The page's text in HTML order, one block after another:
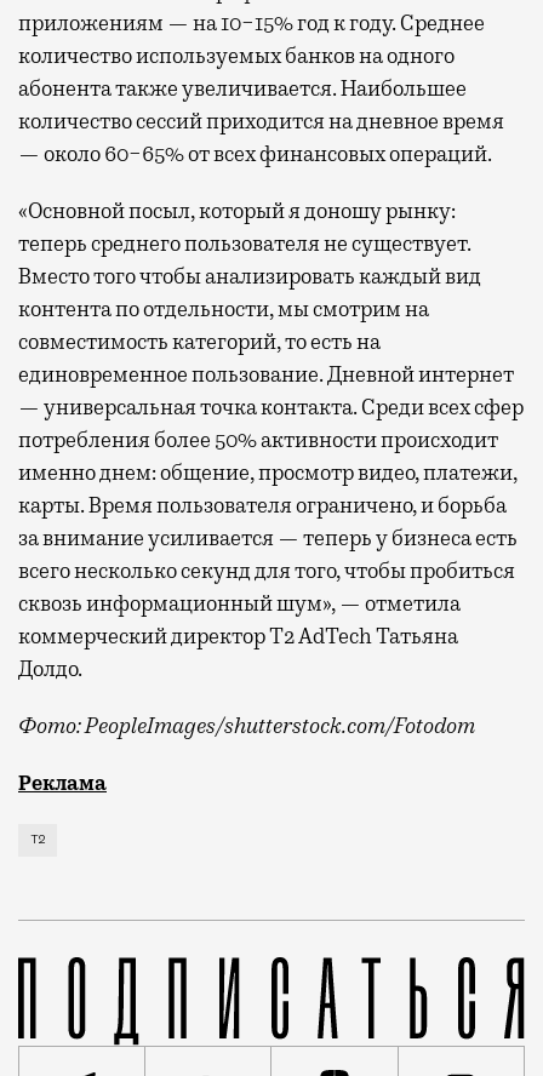
приложениям — на 10−15% год к году. Среднее
количество используемых банков на одного
абонента также увеличивается. Наибольшее
количество сессий приходится на дневное время
— около 60−65% от всех финансовых операций.
«Основной посыл, который я доношу рынку:
теперь среднего пользователя не существует.
Вместо того чтобы анализировать каждый вид
контента по отдельности, мы смотрим на
совместимость категорий, то есть на
единовременное пользование. Дневной интернет
— универсальная точка контакта. Среди всех сфер
потребления более 50% активности происходит
именно днем: общение, просмотр видео, платежи,
карты. Время пользователя ограничено, и борьба
за внимание усиливается — теперь у бизнеса есть
всего несколько секунд для того, чтобы пробиться
сквозь информационный шум», — отметила
коммерческий директор Т2 AdTech Татьяна
Долдо.
Фото: PeopleImages/shutterstock.com/Fotodom
Мобильный оператор Т2 изучил модели интернет-
Реклама
Т2